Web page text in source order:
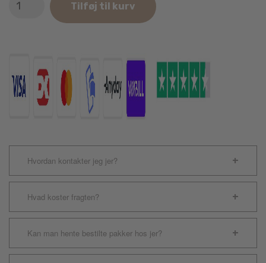
Copenhagen
antal
Tilføj til kurv
Hvordan kontakter jeg jer?
Hvad koster fragten?
Kan man hente bestilte pakker hos jer?